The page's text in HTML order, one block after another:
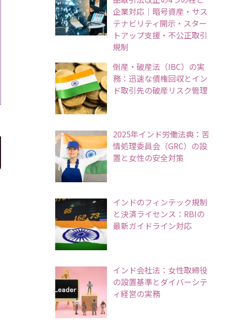
企業対応｜暗号資産・サス
テナビリティ開示・スター
トアップ支援・不公正取引
規制
倒産・破産法（IBC）の実
務：迅速な債権回収とイン
ド取引先の破産リスク管理
2025年インド労働法典：苦
情処理委員会（GRC）の設
置と女性の安全対策
インドのフィンテック規制
と決済ライセンス：RBIの
最新ガイドライン対応
インド会社法：女性取締役
の設置基準とダイバーシテ
ィ経営の実務